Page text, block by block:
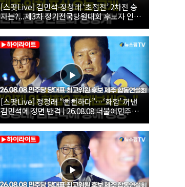
[스팟Live] 김민석·정청래 ‘초접전’ 2차전 승
자는?...제3차 정기전국당원대회 후보자 인천
합동연설회 생중계 | 26.08.08
[스팟Live] 정청래 “뻔뻔하다”…‘화합’ 꺼낸
김민석에 정면 반격 | 26.08.08 더불어민주당
당대표·최고위원 후보 제주 합동연설회